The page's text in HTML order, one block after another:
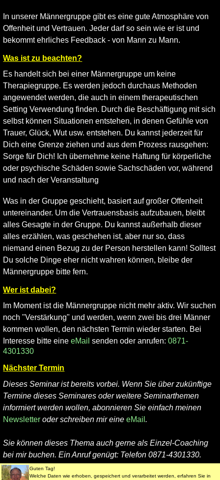
In unserer Männergruppe gibt es eine gute Atmosphäre von
Offenheit und Vertrauen. Jeder darf so sein wie er ist und
bekommt ehrliches Feedback - von Mann zu Mann.
Was ist zu beachten?
Es handelt sich bei einer Männergruppe um keine
Therapiegruppe. Es werden jedoch durchaus Methoden
angewendet werden, die auch in einem therapeutischen
Setting Verwendung finden. Durch die Beschäftigung mit sich
selbst können Situationen entstehen, in denen Gefühle von
Trauer, Glück, Wut usw. entstehen. Du kannst jederzeit für
Dich eine Grenze ziehen und aus dem Prozess rausgehen:
Sorge für Dich! Ich übernehme keine Haftung für körperliche
oder psychische Schäden sowie Sachschäden vor, während
und nach der Veranstaltung
Was in der Gruppe geschieht, basiert auf großer Offenheit
untereinander. Um die Vertrauensbasis aufzubauen, bleibt
alles Gesagte in der Gruppe. Du kannst außerhalb dieser
alles erzählen, was geschehen ist, aber nur so, dass
niemand einen Bezug zu der Person herstellen kann! Solltest
Du solche Dinge eher nicht wahren können, bleibe der
Männergruppe bitte fern.
Wer ist dabei?
Im Moment ist die Männergruppe nicht mehr aktiv. Wir suchen
noch "Verstärkung" und werden, wenn zwei bis drei Männer
kommen wollen, den nächsten Termin wieder starten. Bei
Interesse bitte eineeMail senden oder anrufen:0871-
4301330
Nächster Termin
Dieses Seminar ist bereits vorbei. Wenn Sie über zukünftige
Termine dieses Seminares oder weitere Seminarthemen
informiert werden wollen, abonnieren Sie einfach meinen
Newsletter oder schreiben mir eineeMail.
Sie können dieses Thema auch gerne als Einzel-Coaching
bei mir buchen. Ein Anruf genügt: Telefon 0871-4301330.
Guten Tag!
Welche Daten wie erhoben, gespeichert und verarbeitet werden, erfahren Sie in